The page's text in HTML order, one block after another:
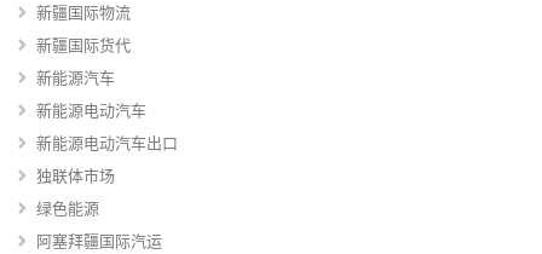
新疆国际物流
新疆国际货代
新能源汽车
新能源电动汽车
新能源电动汽车出口
独联体市场
绿色能源
阿塞拜疆国际汽运